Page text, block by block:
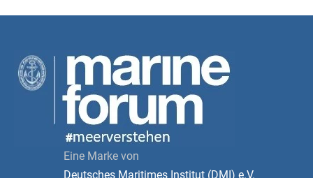
Eine Marke von
Deutsches Maritimes Institut (DMI) e.V.